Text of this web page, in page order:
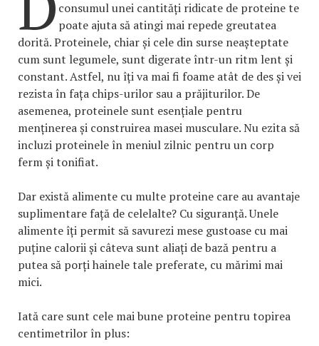
consumul unei cantități ridicate de proteine te
poate ajuta să atingi mai repede greutatea
dorită. Proteinele, chiar și cele din surse neașteptate
cum sunt legumele, sunt digerate într-un ritm lent și
constant. Astfel, nu îți va mai fi foame atât de des și vei
rezista în fața chips-urilor sau a prăjiturilor. De
asemenea, proteinele sunt esențiale pentru
menținerea și construirea masei musculare. Nu ezita să
incluzi proteinele în meniul zilnic pentru un corp
ferm și tonifiat.
Dar există alimente cu multe proteine care au avantaje
suplimentare față de celelalte? Cu siguranță. Unele
alimente îți permit să savurezi mese gustoase cu mai
puține calorii și câteva sunt aliați de bază pentru a
putea să porți hainele tale preferate, cu mărimi mai
mici.
Iată care sunt cele mai bune proteine pentru topirea
centimetrilor în plus: